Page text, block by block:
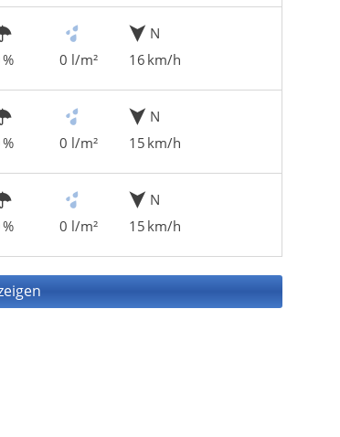
0 l/m²
N
16 km/h
0 l/m²
N
15 km/h
0 l/m²
N
15 km/h